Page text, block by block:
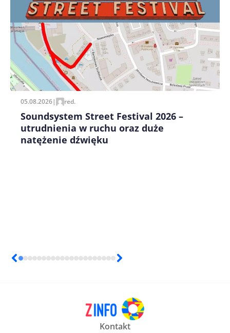
Zapamiętaj moje dane w tej przeglądarce podczas
pisania kolejnych komentarzy.
05.08.2026| red.
Soundsystem Street Festival 2026 –
utrudnienia w ruchu oraz duże
natężenie dźwięku
Kontakt